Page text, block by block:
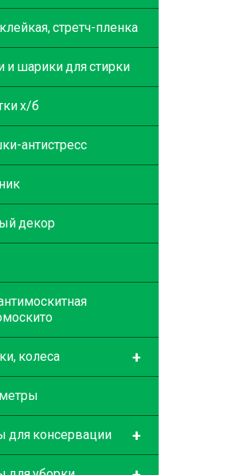
стретч-пленка
шарики для стирки
х/б
антистресс
декор
+
колеса
+
для консервации